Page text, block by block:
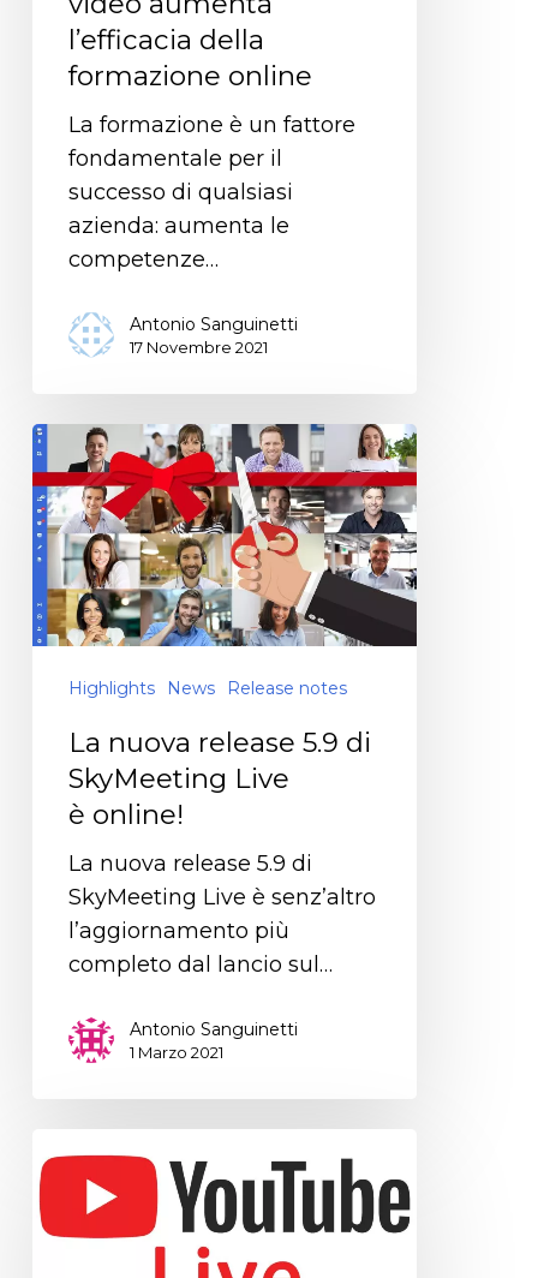
l’efficacia della
formazione online
La formazione è un fattore
fondamentale per il
successo di qualsiasi
azienda: aumenta le
competenze…
Antonio Sanguinetti
17 Novembre 2021
Highlights News Release notes
La nuova release 5.9 di
SkyMeeting Live
è online!
La nuova release 5.9 di
SkyMeeting Live è senz’altro
l’aggiornamento più
completo dal lancio sul…
Antonio Sanguinetti
1 Marzo 2021